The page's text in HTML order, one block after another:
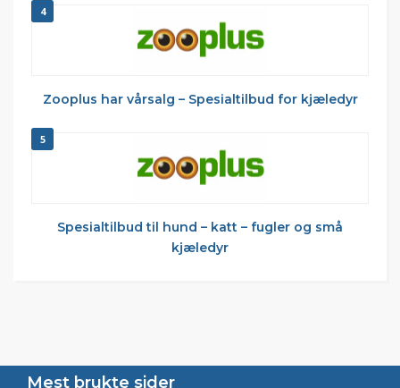
4
Zooplus har vårsalg – Spesialtilbud for kjæledyr
5
Spesialtilbud til hund – katt – fugler og små
kjæledyr
Mest brukte sider